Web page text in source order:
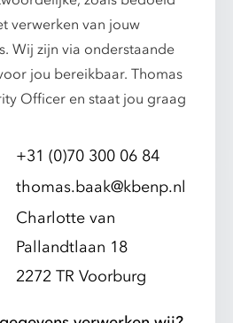
verwerken van jouw
Wij zijn via onderstaande
jou bereikbaar. Thomas
Officer en staat jou graag
+31 (0)70 300 06 84
thomas.baak@kbenp.nl
Charlotte van
Pallandtlaan 18
2272 TR Voorburg